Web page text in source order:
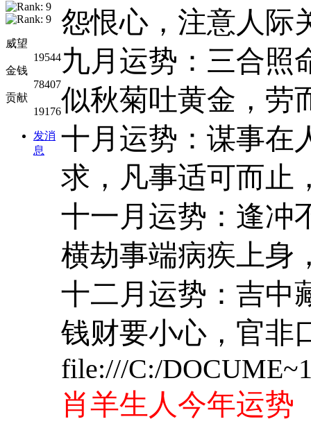
威望
19544
金钱
78407
贡献
19176
发消
息
怨恨心，注意人际
九月运势：三合照
似秋菊吐黄金，劳
十月运势：谋事在
求，凡事适可而止
十一月运势：逢冲
横劫事端病疾上身
十二月运势：吉中
钱财要小心，官非
file:///C:/
肖羊生人今年运势